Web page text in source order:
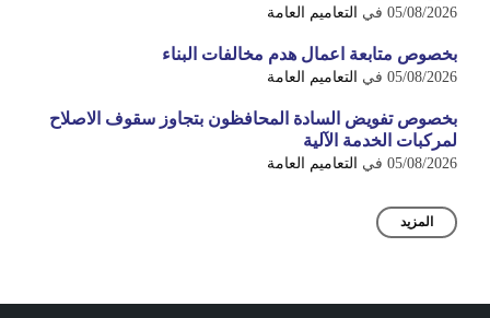
05/08/2026 في التعاميم العامة
بخصوص متابعة اعمال هدم مخالفات البناء
05/08/2026 في التعاميم العامة
بخصوص تفويض السادة المحافظون بتجاوز سقوف الاصلاح
لمركبات الخدمة الآلية
05/08/2026 في التعاميم العامة
المزيد